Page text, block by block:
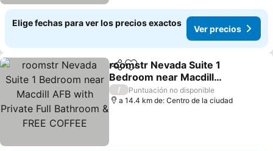
Elige fechas para ver los precios exactos
Ver precios
CompartirAgregar a favoritos
roomstr Nevada Suite 1
Bedroom near Macdill
AFB with Private Full
Bathroom & FREE COFFEE
/
Puntuación no disponible
a 14.4 km de: Centro de la ciudad